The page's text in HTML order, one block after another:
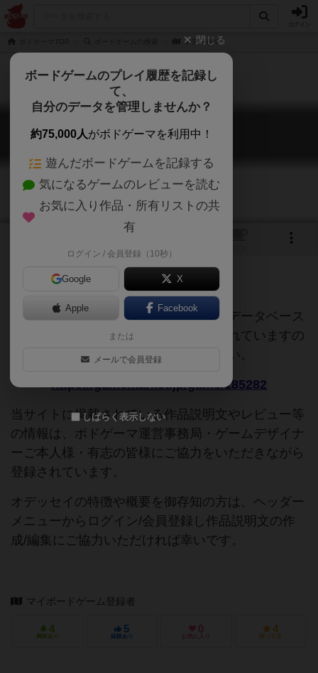
オデッセイ
オデッセイ
Odyssey
ご協力ください
このページは情報が不足しています。データベース
追加申請時に以下の参考URLが入力されていますの
で、よろしければこちらもご覧ください。
https://gamemarket.jp/game/185282
当サイトに掲載されている作品説明文やレビュー等
の情報は、ボドゲーマ運営事務局・ゲームデザイナ
ーご本人様・有志の皆様にご協力をいただきながら
登録されています。
オデッセイの特徴や概要を御存知の方は、ヘッダー
メニューからログイン/会員登録し作品説明文の作
成/編集にご協力いただければ幸いです。
マイボードゲーム登録者
4
興味あり
5
経験あり
0
お気に入り
4
持ってる
閉じる
ボードゲームのプレイ履歴を記録し
て、
自分のデータを管理しませんか？
約75,000人がボドゲーマを利用中！
遊んだボードゲームを記録する
気になるゲームのレビューを読む
お気に入り作品・所有リストの共
有
ログイン / 会員登録（10秒）
Google X
Apple Facebook
または
メールで会員登録
しばらく表示しない